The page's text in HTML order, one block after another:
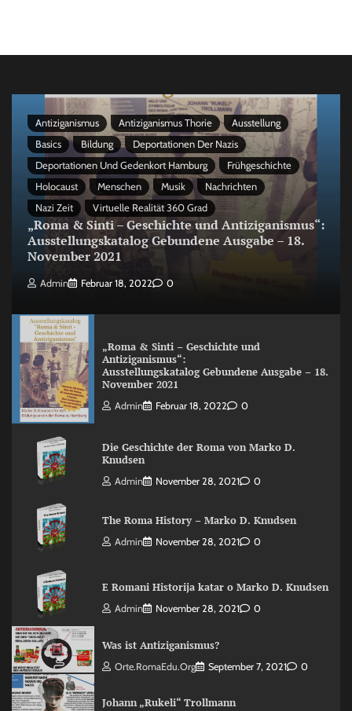
Antiziganismus Antiziganismus Thorie
Ausstellung
Basics
Bildung
Deportationen Der Nazis
Deportationen Und Gedenkort Hamburg
Frühgeschichte
Holocaust
Menschen Musik
Nachrichten
Nazi Zeit
Virtuelle Realität 360 Grad
„Roma & Sinti – Geschichte und Antiziganismus“:
Ausstellungskatalog Gebundene Ausgabe – 18.
November 2021
Admin Februar 18, 2022 0
„Roma & Sinti – Geschichte und
Antiziganismus“:
Ausstellungskatalog Gebundene Ausgabe – 18.
November 2021
Admin Februar 18, 2022 0
Die Geschichte der Roma von Marko D.
Knudsen
Admin November 28, 2021 0
The Roma History – Marko D. Knudsen
Admin November 28, 2021 0
E Romani Historija katar o Marko D. Knudsen
Admin November 28, 2021 0
Was ist Antiziganismus?
Orte.RomaEdu.org September 7, 2021 0
Johann „Rukeli“ Trollmann